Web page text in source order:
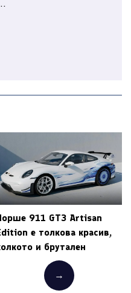
911 GT3 Artisan
е толкова красив,
и брутален
→